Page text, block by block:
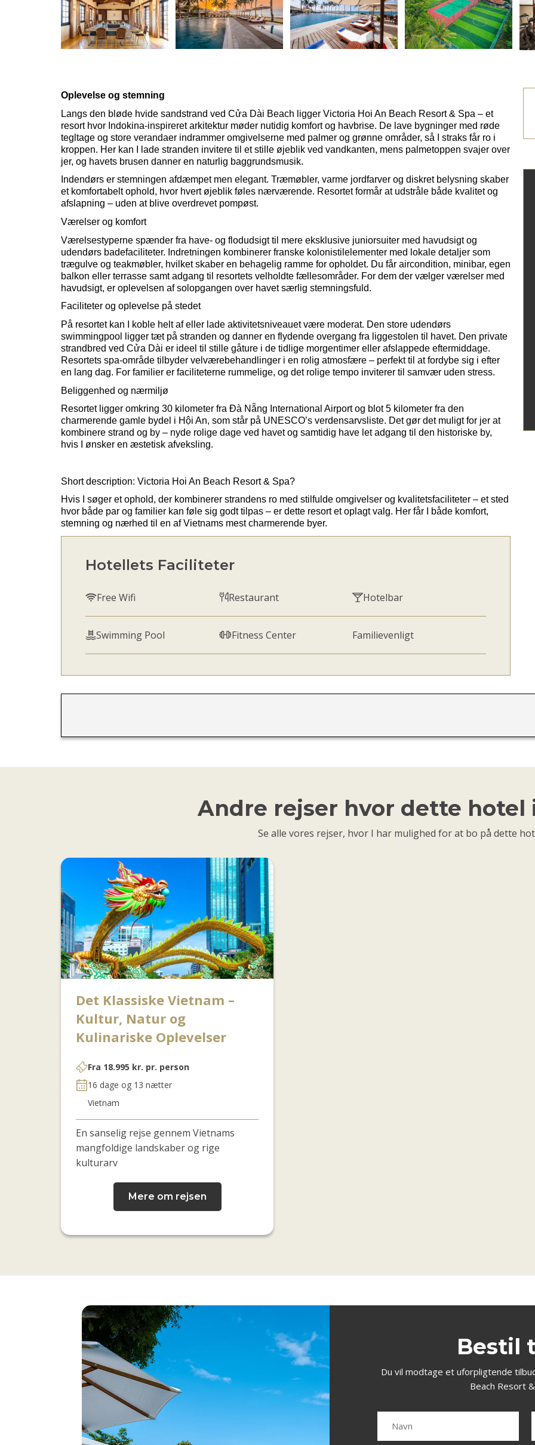
Oplevelse og stemning
Langs den bløde hvide sandstrand ved Cửa Dài Beach ligger Victoria Hoi An Beach Resort & Spa – et
resort hvor Indokina-inspireret arkitektur møder nutidig komfort og havbrise. De lave bygninger med røde
tegltage og store verandaer indrammer omgivelserne med palmer og grønne områder, så I straks får ro i
kroppen. Her kan I lade stranden invitere til et stille øjeblik ved vandkanten, mens palmetoppen svajer over
jer, og havets brusen danner en naturlig baggrundsmusik.
Indendørs er stemningen afdæmpet men elegant. Træmøbler, varme jordfarver og diskret belysning skaber
et komfortabelt ophold, hvor hvert øjeblik føles nærværende. Resortet formår at udstråle både kvalitet og
afslapning – uden at blive overdrevet pompøst.
Værelser og komfort
Værelsestyperne spænder fra have- og flodudsigt til mere eksklusive juniorsuiter med havudsigt og
udendørs badefaciliteter. Indretningen kombinerer franske kolonistilelementer med lokale detaljer som
trægulve og teakmøbler, hvilket skaber en behagelig ramme for opholdet. Du får aircondition, minibar, egen
balkon eller terrasse samt adgang til resortets velholdte fællesområder. For dem der vælger værelser med
havudsigt, er oplevelsen af solopgangen over havet særlig stemningsfuld.
Faciliteter og oplevelse på stedet
På resortet kan I koble helt af eller lade aktivitetsniveauet være moderat. Den store udendørs
swimmingpool ligger tæt på stranden og danner en flydende overgang fra liggestolen til havet. Den private
strandbred ved Cửa Dài er ideel til stille gåture i de tidlige morgentimer eller afslappede eftermiddage.
Resortets spa-område tilbyder velværebehandlinger i en rolig atmosfære – perfekt til at fordybe sig i efter
en lang dag. For familier er faciliteterne rummelige, og det rolige tempo inviterer til samvær uden stress.
Beliggenhed og nærmiljø
Resortet ligger omkring 30 kilometer fra Đà Nẵng International Airportog blot 5 kilometer fra den
charmerende gamle bydel i Hội An, som står på UNESCO’s verdensarvsliste. Det gør det muligt for jer at
kombinere strand og by – nyde rolige dage ved havet og samtidig have let adgang til den historiske by,
hvis I ønsker en æstetisk afveksling.
Short description: Victoria Hoi An Beach Resort & Spa?
Hvis I søger et ophold, der kombinerer strandens ro med stilfulde omgivelser og kvalitetsfaciliteter – et sted
hvor både par og familier kan føle sig godt tilpas – er dette resort et oplagt valg. Her får I både komfort,
stemning og nærhed til en af Vietnams mest charmerende byer.
Hotellets Faciliteter
Free Wifi Restaurant Hotelbar
Swimming Pool Fitness Center Familievenligt
Andre rejser hvor dette hotel
Se alle vores rejser, hvor I har mulighed for at bo på dette
Det Klassiske Vietnam –
Kultur, Natur og
Kulinariske Oplevelser
Fra 18.995 kr. pr. person
16 dage og 13 nætter
Vietnam
En sanselig rejse gennem Vietnams
mangfoldige landskaber og rige
kulturarv
Mere om rejsen
Bestil
Du vil modtage et uforpligtende
Beach Resort